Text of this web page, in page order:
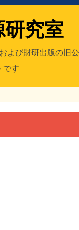
研究室
よび財研出版の旧公
です